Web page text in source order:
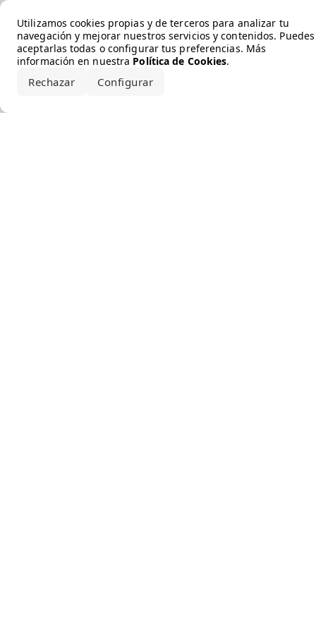
Utilizamos cookies propias y de terceros para analizar tu
navegación y mejorar nuestros servicios y contenidos. Puedes
aceptarlas todas o configurar tus preferencias. Más
información en nuestra Política de Cookies.
Rechazar Configurar
Error loading the brand